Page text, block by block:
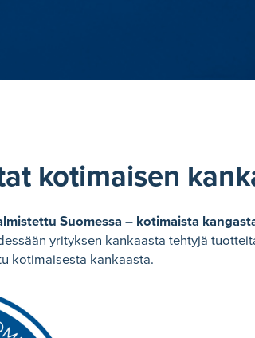
kotimaisen
Suomessa – kotimaista
yrityksen kankaasta tehtyjä
kotimaisesta kankaasta.